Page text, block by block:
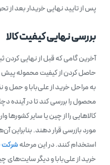
پس از تایید نهایی خریدار بعد از
بررسی نهایی کیفیت کالا
آخرین گامی که قبل از نهایی کردن
حاصل کردن از کیفیت محموله
به مراحل خرید از علی‌بابا و حمل و
محصول را بررسی کند تا در آینده
کالاهایی را از چین یا سایر کشورها
مورد بازرسی قرار دهند. بنابراین
استخدام کنند. در این مرحلهشرکت
خرید از علی‌بابا و دیگر سایت‌های